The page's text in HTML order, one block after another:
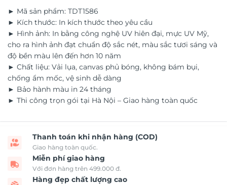
► Mã sản phẩm: TDT1586
► Kích thước: In kích thước theo yêu cầu
► Hình ảnh: In bằng công nghệ UV hiên đại, mực UV Mỹ,
cho ra hình ảnh đạt chuẩn độ sắc nét, màu sắc tươi sáng và
độ bền màu lên đến hơn 10 năm
► Chất liệu: Vải lụa, canvas phủ bóng, không bám bụi,
chống ẩm mốc, vệ sinh dễ dàng
► Bảo hành màu in 24 tháng
► Thi công trọn gói tại Hà Nội – Giao hàng toàn quốc
Thanh toán khi nhận hàng (COD)
Giao hàng toàn quốc.
Miễn phí giao hàng
Với đơn hàng trên 499.000 đ.
Hàng đẹp chất lượng cao